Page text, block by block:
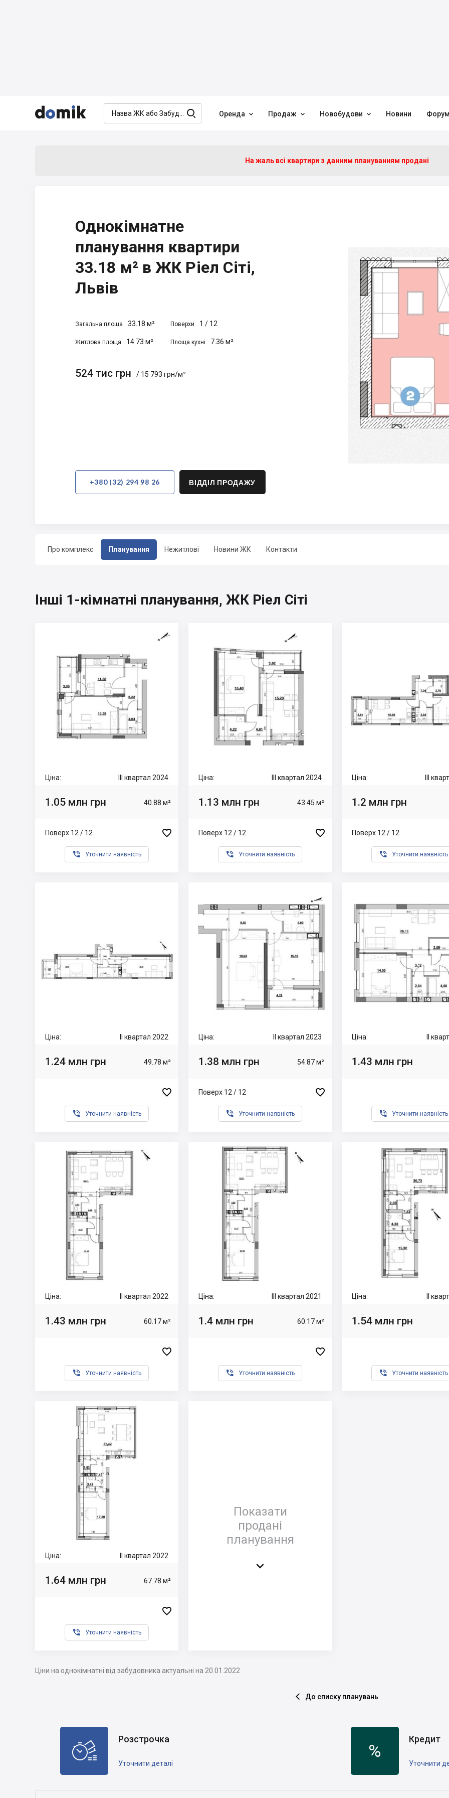


  Оренда  Продаж  Новобудови  Новини
Про комплекс Планування Нежитлові Новини ЖК Контакти
На жаль всі квартири з данним плануванням продані
Однокімнатне
планування квартири
33.18 м² в ЖК Ріел Сіті,
Львів
Загальна площа 33.18 м² Поверхи 1 / 12
Житлова площа 14.73 м² Площа кухні 7.36 м²
524 тис грн / 15 793 грн/м²
+380 (32) 294 98 26 ВІДДІЛ ПРОДАЖУ
Інші 1-кімнатні планування, ЖК Ріел Сіті
Ціна: III квартал 2024
1.05 млн грн 40.88 м²
Поверх 12 / 12 
 Уточнити наявність
Ціна: III квартал 2024
1.13 млн грн 43.45 м²
Поверх 12 / 12 
 Уточнити наявність
Ціна: III
1.2 млн грн
Поверх 12 / 12
 Уточнити наявність
Ціна: II квартал 2022
1.24 млн грн 49.78 м²

 Уточнити наявність
Ціна: II квартал 2023
1.38 млн грн 54.87 м²
Поверх 12 / 12 
 Уточнити наявність
Ціна: II
1.43 млн грн
 Уточнити наявність
Ціна: II квартал 2022
1.43 млн грн 60.17 м²

 Уточнити наявність
Ціна: III квартал 2021
1.4 млн грн 60.17 м²

 Уточнити наявність
Ціна: II
1.54 млн грн
 Уточнити наявність
Ціна: II квартал 2022
1.64 млн грн 67.78 м²

 Уточнити наявність
Показати
продані
планування

Ціни на однокімнатні від забудовника актуальні на 20.01.2022
 До списку планувань

Розстрочка
Уточнити деталі
%
Кредит
Уточнити